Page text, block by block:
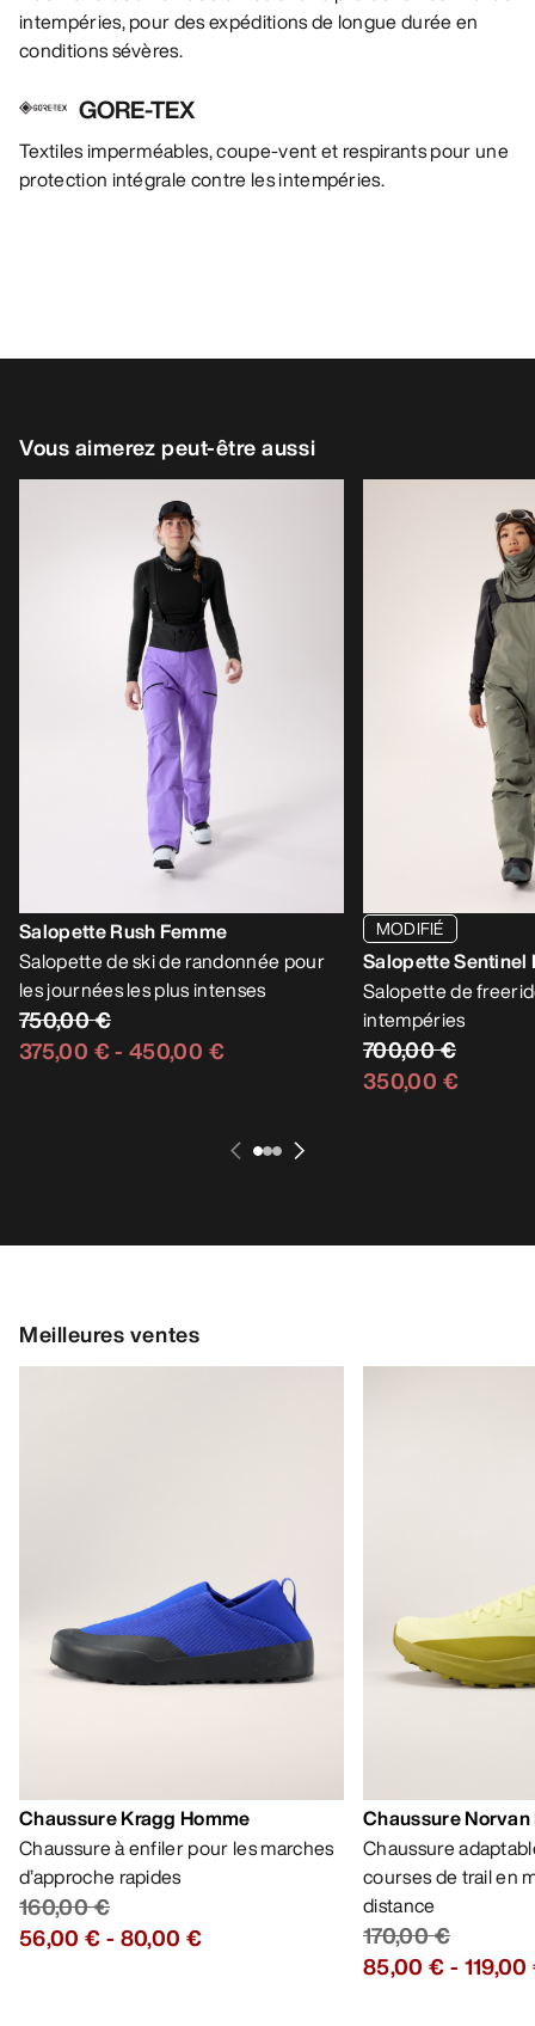
intempéries, pour des expéditions de longue durée en
conditions sévères.
GORE-TEX
Textiles imperméables, coupe-vent et respirants pour une
protection intégrale contre les intempéries.
Vous aimerez peut-être aussi
Salopette Rush Femme
Salopette de ski de randonnée pour
les journées les plus intenses
750,00 €
375,00 €- 450,00 €
MODIFIÉ
Salopette Sentinel
Salopette de
intempéries
700,00 €
350,00 €
Meilleures ventes
Chaussure Kragg Homme
Chaussure à enfiler pour les marches
d’approche rapides
160,00 €
56,00 €- 80,00 €
Chaussure
Chaussure
courses de trail en
distance
170,00 €
85,00 €-